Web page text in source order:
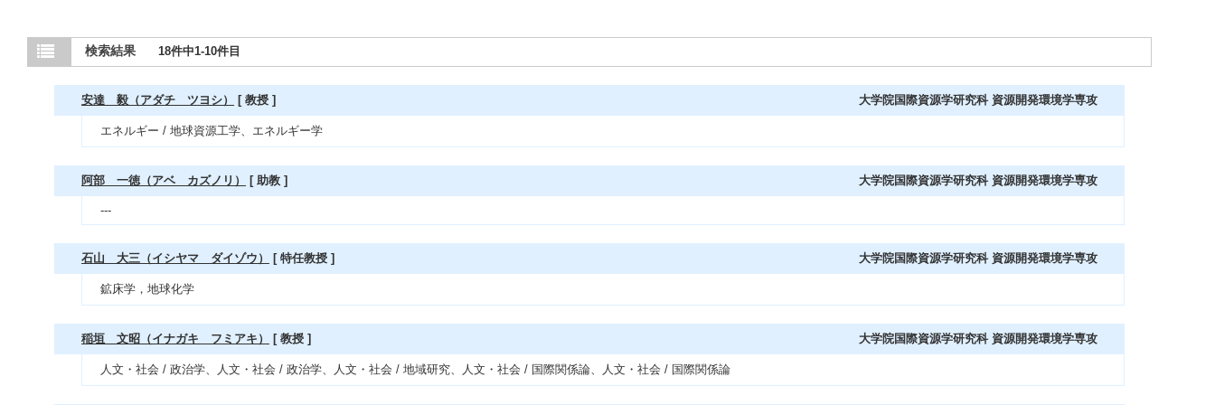
検索結果 18件中1-10件目
安達 毅（アダチ ツヨシ） [ 教授 ] 大学院国際資源学研究科 資源開発環境学専攻
エネルギー / 地球資源工学、エネルギー学
阿部 一徳（アベ カズノリ） [ 助教 ] 大学院国際資源学研究科 資源開発環境学専攻
---
石山 大三（イシヤマ ダイゾウ） [ 特任教授 ] 大学院国際資源学研究科 資源開発環境学専攻
鉱床学，地球化学
稲垣 文昭（イナガキ フミアキ） [ 教授 ] 大学院国際資源学研究科 資源開発環境学専攻
人文・社会 / 政治学、人文・社会 / 政治学、人文・社会 / 地域研究、人文・社会 / 国際関係論、人文・社会 / 国際関係論